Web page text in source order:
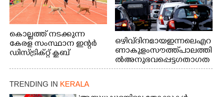
കൊല്ലത്ത് നടക്കുന്ന
കേരള സംസ്ഥാന ഇന്റർ
ഡിസ്ട്രിക്റ്റ് ക്ലബ്
20 ആൺകുട്ടികളുടെ 200
ഒഴിവ് ദിനമായ ഇന്നലെ എറ
ണാകുളം സൗത്ത് പാലത്തി
ൽ അനുഭവപ്പെട്ട ഗതാഗത
ക്കുരുക്ക്
TRENDING IN KERALA